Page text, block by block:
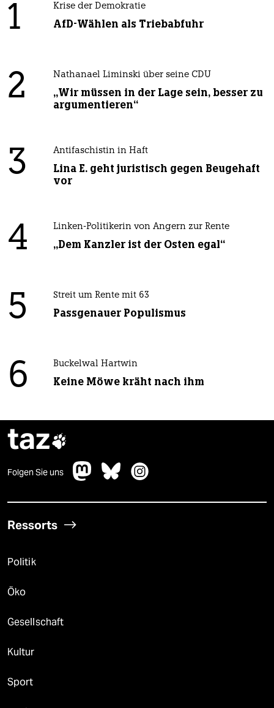
1 Krise der Demokratie
AfD-Wählen als Triebabfuhr
2 Nathanael Liminski über seine CDU
„Wir müssen in der Lage sein, besser zu
argumentieren“
3 Antifaschistin in Haft
Lina E. geht juristisch gegen Beugehaft
vor
4 Linken-Politikerin von Angern zur Rente
„Dem Kanzler ist der Osten egal“
5 Streit um Rente mit 63
Passgenauer Populismus
6 Buckelwal Hartwin
Keine Möwe kräht nach ihm
taz
Folgen Sie uns
Ressorts
Politik
Öko
Gesellschaft
Kultur
Sport